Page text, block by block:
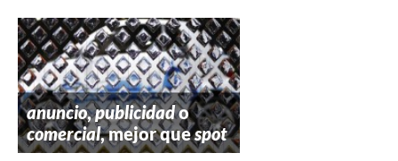
anuncio,publicidado
comercial, mejor quespot